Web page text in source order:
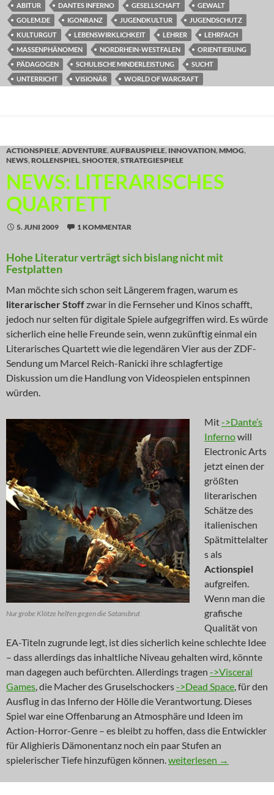
ABITUR DANTES INFERNO GESELLSCHAFT
GEWALT
GOLEM.DE
IGONRANZ JUGENDKULTUR
JUGENDSCHUTZ
KULTURGUT
LEBENSWIRKLICHKEIT LEHRER
LEHRFACH
MASSENPHÄNOMEN
NORDRHEIN-WESTFALEN
ORIENTIERUNG
PÄDAGOGEN
SCHULISCHE MINDERLEISTUNG
SUCHT
UNTERRICHT
VISIONÄR WORLD OF WARCRAFT
ACTIONSPIELE, ADVENTURE, AUFBAUSPIELE, INNOVATION, MMOG,
NEWS, ROLLENSPIEL, SHOOTER, STRATEGIESPIELE
NEWS: LITERARISCHES
QUARTETT
5. JUNI 2009 1 KOMMENTAR
Hohe Literatur verträgt sich bislang nicht mit
Festplatten
Man möchte sich schon seit Längerem fragen, warum es
literarischer Stoffzwar in die Fernseher und Kinos schafft,
jedoch nur selten für digitale Spiele aufgegriffen wird. Es würde
sicherlich eine helle Freunde sein, wenn zukünftig einmal ein
Literarisches Quartett wie die legendären Vier aus der ZDF-
Sendung um Marcel Reich-Ranicki ihre schlagfertige
Diskussion um die Handlung von Videospielen entspinnen
würden.
Nur grobe Klötze helfen gegen die Satansbrut
Mit->Dante’s
Infernowill
Electronic Arts
jetzt einen der
größten
literarischen
Schätze des
italienischen
Spätmittelalter
s als
Actionspiel
aufgreifen.
Wenn man die
grafische
Qualität von
EA-Titeln zugrunde legt, ist dies sicherlich keine schlechte Idee
– dass allerdings das inhaltliche Niveau gehalten wird, könnte
man dagegen auch befürchten. Allerdings tragen ->Visceral
Games, die Macher des Gruselschockers->Dead Space, für den
Ausflug in das Inferno der Hölle die Verantwortung. Dieses
Spiel war eine Offenbarung an Atmosphäre und Ideen im
Action-Horror-Genre – es bleibt zu hoffen, dass die Entwickler
für Alighieris Dämonentanz noch ein paar Stufen an
spielerischer Tiefe hinzufügen können.NEWS: Literarisches
weiterlesen →